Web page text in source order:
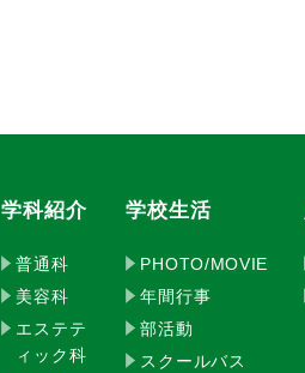
学科紹介
普通科
美容科
エステテ
ィック科
学校生活
PHOTO/MOVIE
年間行事
部活動
スクールバス